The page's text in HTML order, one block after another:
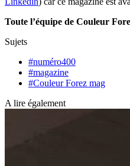
Toute l’équipe de Couleur
Sujets
#numéro400
#magazine
#Couleur Forez mag
A lire également